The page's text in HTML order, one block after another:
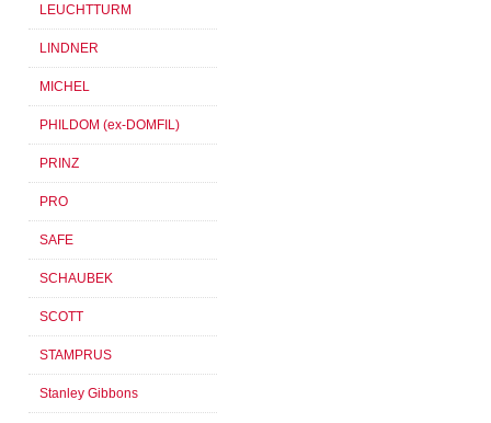
LEUCHTTURM
LINDNER
MICHEL
PHILDOM (ex-DOMFIL)
PRINZ
PRO
SAFE
SCHAUBEK
SCOTT
STAMPRUS
Stanley Gibbons